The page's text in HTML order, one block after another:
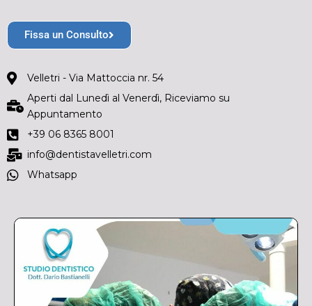
Fissa un Consulto
Velletri - Via Mattoccia nr. 54
Aperti dal Lunedì al Venerdì, Riceviamo su
Appuntamento
+39 06 8365 8001
info@dentistavelletri.com
Whatsapp